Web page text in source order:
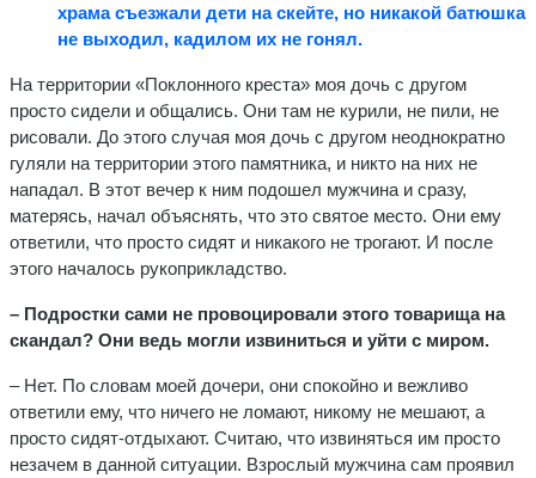
храма съезжали дети на скейте, но никакой батюшка
не выходил, кадилом их не гонял.
На территории «Поклонного креста» моя дочь с другом
просто сидели и общались. Они там не курили, не пили, не
рисовали. До этого случая моя дочь с другом неоднократно
гуляли на территории этого памятника, и никто на них не
нападал. В этот вечер к ним подошел мужчина и сразу,
матерясь, начал объяснять, что это святое место. Они ему
ответили, что просто сидят и никакого не трогают. И после
этого началось рукоприкладство.
– Подростки сами не провоцировали этого товарища на
скандал? Они ведь могли извиниться и уйти с миром.
– Нет. По словам моей дочери, они спокойно и вежливо
ответили ему, что ничего не ломают, никому не мешают, а
просто сидят-отдыхают. Считаю, что извиняться им просто
незачем в данной ситуации. Взрослый мужчина сам проявил